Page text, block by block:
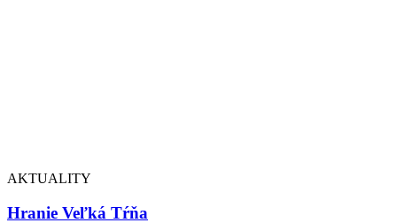
AKTUALITY
Hranie Veľká Tŕňa